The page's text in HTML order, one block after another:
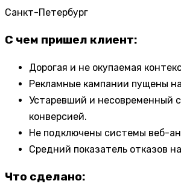
Санкт-Петербург
С чем пришел клиент:
Дорогая и не окупаемая
Рекламные кампании пущены
Устаревший и несовременный
конверсией.
Не подключены системы веб-
Средний показатель отказов
Что сделано: